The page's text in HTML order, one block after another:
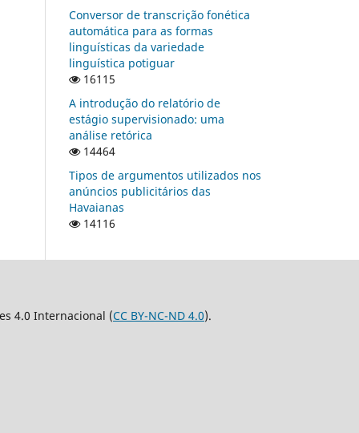
Conversor de transcrição fonética
automática para as formas
linguísticas da variedade
linguística potiguar
16115
A introdução do relatório de
estágio supervisionado: uma
análise retórica
14464
Tipos de argumentos utilizados nos
anúncios publicitários das
Havaianas
14116
4.0 Internacional (CC BY-NC-ND 4.0).